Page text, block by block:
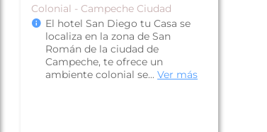
Colonial - Campeche Ciudad
El hotel San Diego tu Casa se
localiza en la zona de San
Román de la ciudad de
Campeche, te ofrece un
ambiente colonial se...Ver más